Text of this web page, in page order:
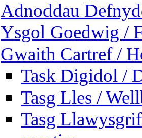
Adnoddau
Ysgol Goedwig /
Gwaith Cartref /
Task Digidol /
Tasg Lles /
Tasg